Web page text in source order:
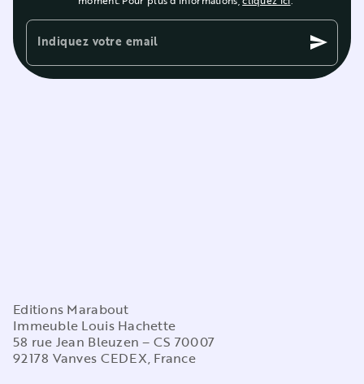
Indiquez votre email send
Editions Marabout
Immeuble Louis Hachette
58 rue Jean Bleuzen – CS 70007
92178 Vanves CEDEX, France